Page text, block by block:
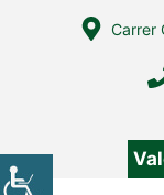
Carrer